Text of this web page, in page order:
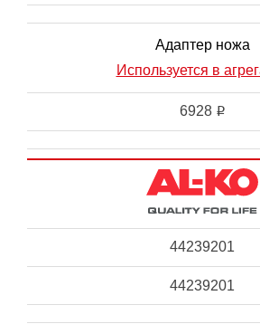
Адаптер ножа
Используется в
6928 i
44239201
44239201